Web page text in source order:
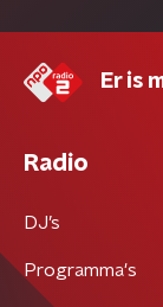
Er is
Radio
DJ’s
Programma's